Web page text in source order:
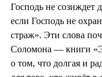
Господь не созиждет
если Господь не
страж». Эти слова
Соломона — книги
о том, что долгая и